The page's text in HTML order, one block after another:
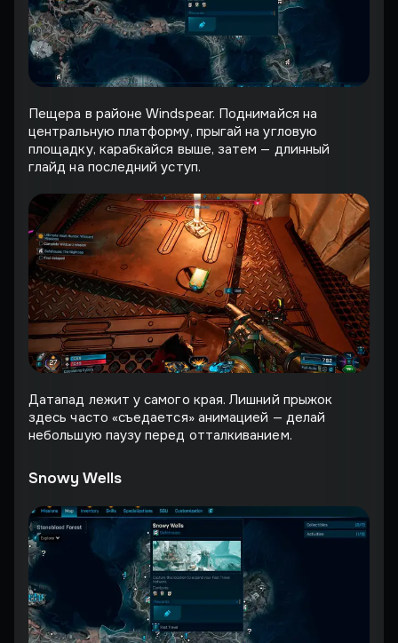
Пещера в районе Windspear. Поднимайся на
центральную платформу, прыгай на угловую
площадку, карабкайся выше, затем — длинный
глайд на последний уступ.
Датапад лежит у самого края. Лишний прыжок
здесь часто «съедается» анимацией — делай
небольшую паузу перед отталкиванием.
Snowy Wells